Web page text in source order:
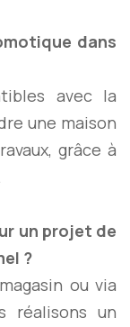
dans
avec la
une maison
grâce à
un projet de
?
ou via
réalisons un